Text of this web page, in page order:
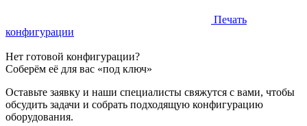
Печать
конфигурации
Нет готовой конфигурации?
Соберём её для вас «под ключ»
Оставьте заявку и наши специалисты свяжутся с вами, чтобы
обсудить задачи и собрать подходящую конфигурацию
оборудования.